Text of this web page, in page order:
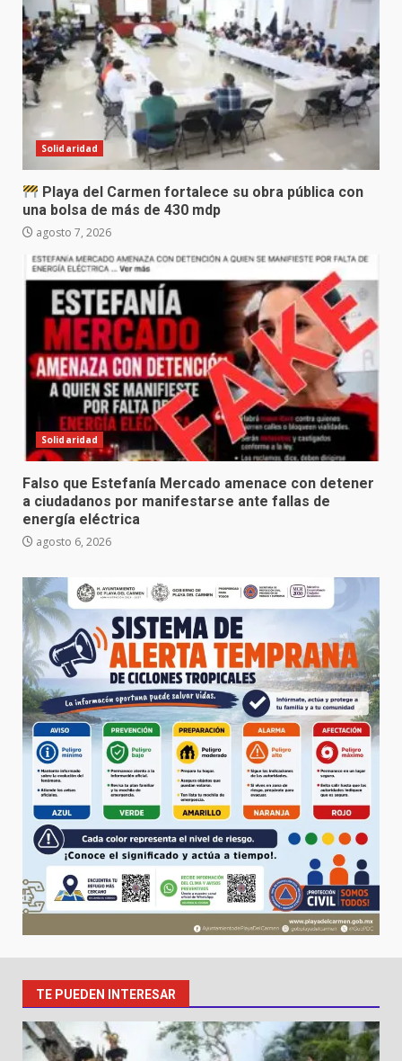
Solidaridad
Playa del Carmen fortalece su obra pública con
una bolsa de más de 430 mdp
agosto 7, 2026
Solidaridad
Falso que Estefanía Mercado amenace con detener
a ciudadanos por manifestarse ante fallas de
energía eléctrica
agosto 6, 2026
TE PUEDEN INTERESAR